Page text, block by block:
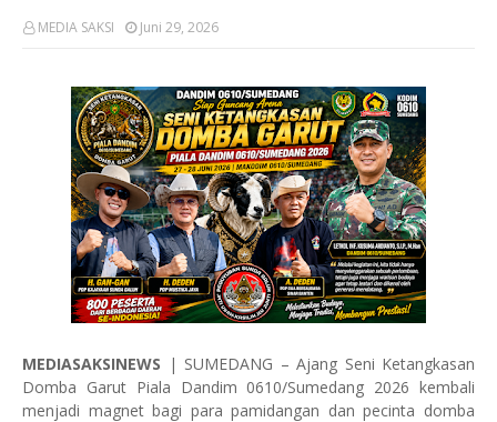
MEDIA SAKSI Juni 29, 2026
MEDIASAKSINEWS | SUMEDANG – Ajang Seni Ketangkasan
Domba Garut Piala Dandim 0610/Sumedang 2026 kembali
menjadi magnet bagi para pamidangan dan pecinta domba